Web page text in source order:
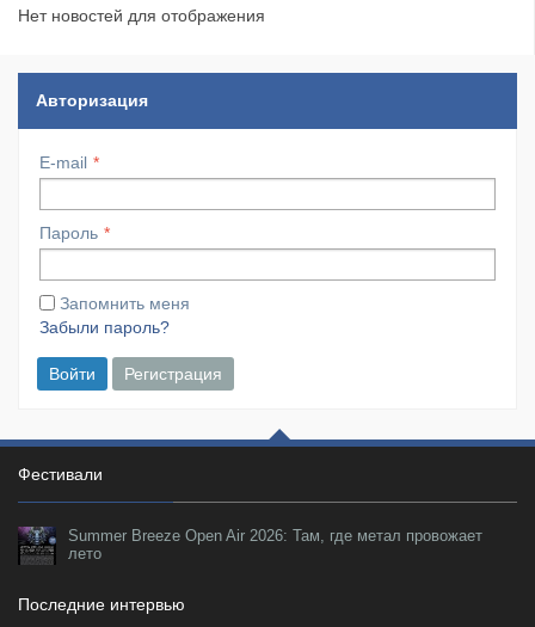
Нет новостей для отображения
Авторизация
E-mail
Пароль
Запомнить меня
Забыли пароль?
Войти Регистрация
Фестивали
Summer Breeze Open Air 2026: Там, где метал провожает
лето
Последние интервью